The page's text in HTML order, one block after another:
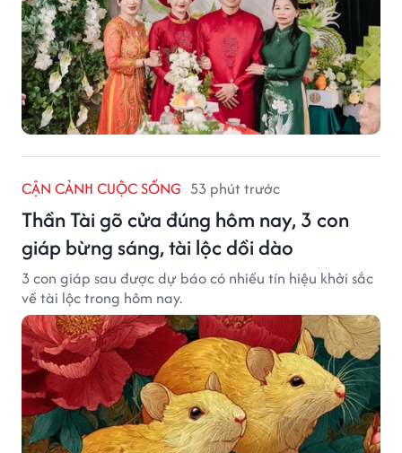
CẬN CẢNH CUỘC SỐNG 53 phút trước
Thần Tài gõ cửa đúng hôm nay, 3 con
giáp bừng sáng, tài lộc dồi dào
3 con giáp sau được dự báo có nhiều tín hiệu khởi sắc
về tài lộc trong hôm nay.